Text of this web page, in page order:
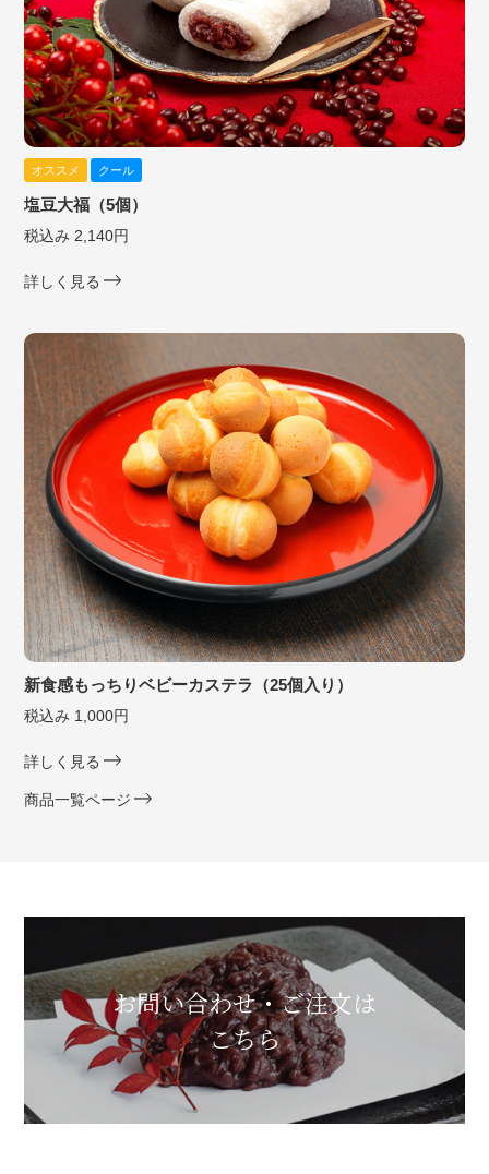
オススメ クール
塩豆大福（5個）
税込み 2,140円
詳しく見る
新食感もっちりベビーカステラ（25個入り）
税込み 1,000円
詳しく見る
商品一覧ページ
お問い合わせ・ご注文は
こちら